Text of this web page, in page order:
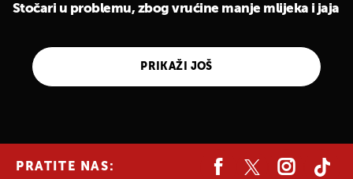
Stočari u problemu, zbog vrućine manje mlijeka i jaja
PRIKAŽI JOŠ
PRATITE NAS: